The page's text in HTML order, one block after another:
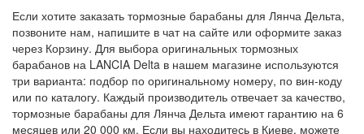
Если хотите заказать тормозные барабаны для Лянча Дельта,
позвоните нам, напишите в чат на сайте или оформите заказ
через Корзину. Для выбора оригинальных тормозных
барабанов на LANCIA Delta в нашем магазине используются
три варианта: подбор по оригинальному номеру, по вин-коду
или по каталогу. Каждый производитель отвечает за качество,
тормозные барабаны для Лянча Дельта имеют гарантию на 6
месяцев или 20 000 км. Если вы находитесь в Киеве, можете